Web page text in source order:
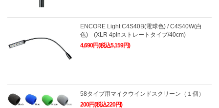
ENCORE Light C4S40B(電球色) / C4S40W(白
色) (XLR 4pinストレートタイプ/40cm)
4,690円(税込5,159円)
58タイプ用マイクウインドスクリーン（１個）
200円(税込220円)